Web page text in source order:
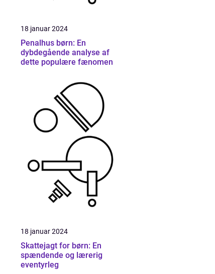
18 januar 2024
Penalhus børn: En
dybdegående analyse af
dette populære fænomen
18 januar 2024
Skattejagt for børn: En
spændende og lærerig
eventyrleg